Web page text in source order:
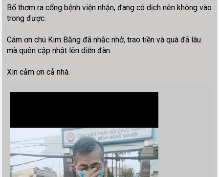
Bố thơm ra cổng bệnh viện nhận, đang có dịch nên không vào
trong được.
Cám ơn chú Kim Bằng đã nhắc nhở, trao tiền và quà đã lâu
mà quên cập nhật lên diễn đàn.
Xin cảm ơn cả nhà.